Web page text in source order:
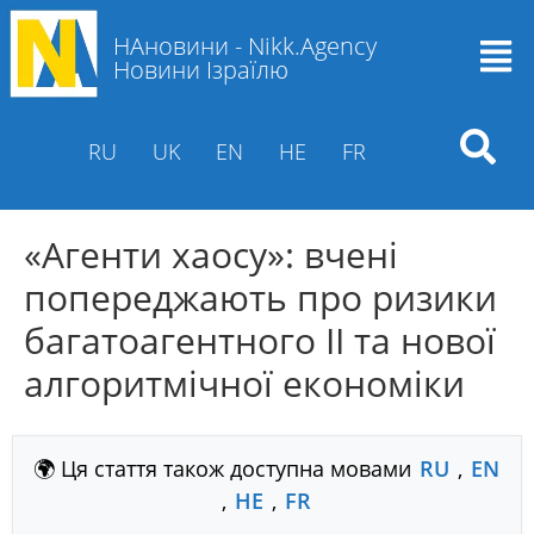
НАновини - Nikk.Agency
Новини Ізраїлю
RU UK EN HE FR
«Агенти хаосу»: вчені
попереджають про ризики
багатоагентного ІІ та нової
алгоритмічної економіки
🌍 Ця стаття також доступна мовами RU , EN
, HE , FR